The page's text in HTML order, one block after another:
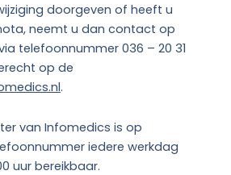
doorgeven of heeft u
neemt u dan contact op
telefoonnummer 036 – 20 31
op de
.
van Infomedics is op
iedere werkdag
uur bereikbaar.